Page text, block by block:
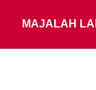
MAJALAH